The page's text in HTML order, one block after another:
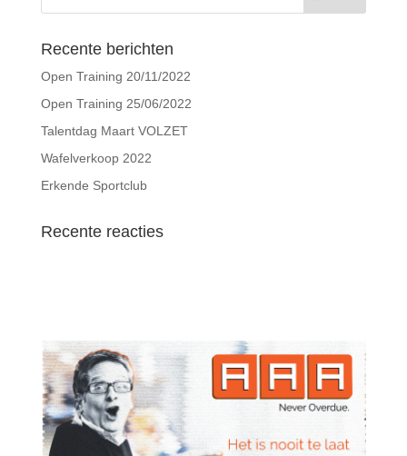
Recente berichten
Open Training 20/11/2022
Open Training 25/06/2022
Talentdag Maart VOLZET
Wafelverkoop 2022
Erkende Sportclub
Recente reacties